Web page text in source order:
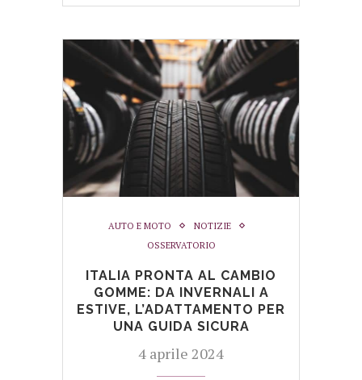
AUTO E MOTO
NOTIZIE
OSSERVATORIO
ITALIA PRONTA AL CAMBIO
GOMME: DA INVERNALI A
ESTIVE, L’ADATTAMENTO PER
UNA GUIDA SICURA
4 aprile 2024